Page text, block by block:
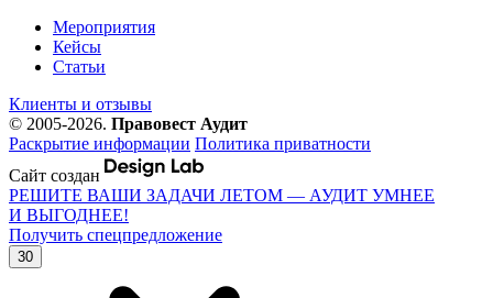
Мероприятия
Кейсы
Статьи
Клиенты и отзывы
© 2005-2026. Правовест Аудит
Раскрытие информации Политика приватности
Сайт создан
РЕШИТЕ ВАШИ ЗАДАЧИ ЛЕТОМ — АУДИТ УМНЕЕ
И ВЫГОДНЕЕ!
Получить спецпредложение
30